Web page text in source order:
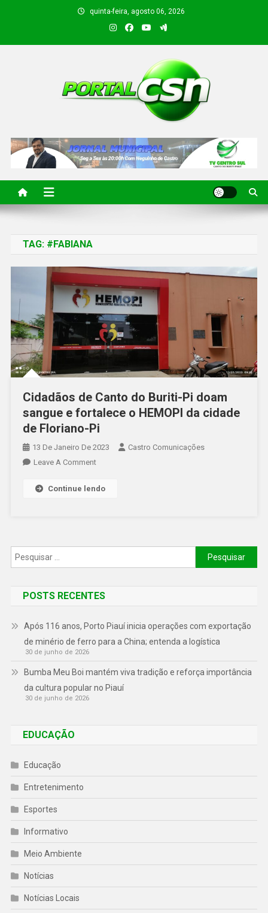
quinta-feira, agosto 06, 2026
PORTAL CSN
TAG: #FABIANA
Cidadãos de Canto do Buriti-Pi doam
sangue e fortalece o HEMOPI da cidade
de Floriano-Pi
13 De Janeiro De 2023
Castro Comunicações
Leave A Comment
Continue lendo
POSTS RECENTES
Após 116 anos, Porto Piauí inicia operações com exportação
de minério de ferro para a China; entenda a logística
30 de junho de 2026
Bumba Meu Boi mantém viva tradição e reforça importância
da cultura popular no Piauí
30 de junho de 2026
EDUCAÇÃO
Educação
Entretenimento
Esportes
Informativo
Meio Ambiente
Notícias
Notícias Locais